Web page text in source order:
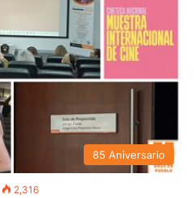
85 Aniversario
2,316